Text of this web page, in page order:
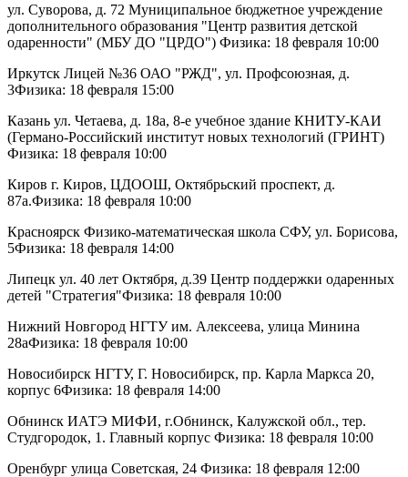
ул. Суворова, д. 72 Муниципальное бюджетное учреждение
дополнительного образования "Центр развития детской
одаренности" (МБУ ДО "ЦРДО") Физика: 18 февраля 10:00
Иркутск Лицей №36 ОАО "РЖД", ул. Профсоюзная, д.
3Физика: 18 февраля 15:00
Казань ул. Четаева, д. 18а, 8-е учебное здание КНИТУ-КАИ
(Германо-Российский институт новых технологий (ГРИНТ)
Физика: 18 февраля 10:00
Киров г. Киров, ЦДООШ, Октябрьский проспект, д.
87а.Физика: 18 февраля 10:00
Красноярск Физико-математическая школа СФУ, ул. Борисова,
5Физика: 18 февраля 14:00
Липецк ул. 40 лет Октября, д.39 Центр поддержки одаренных
детей "Стратегия"Физика: 18 февраля 10:00
Нижний Новгород НГТУ им. Алексеева, улица Минина
28аФизика: 18 февраля 10:00
Новосибирск НГТУ, Г. Новосибирск, пр. Карла Маркса 20,
корпус 6Физика: 18 февраля 14:00
Обнинск ИАТЭ МИФИ, г.Обнинск, Калужской обл., тер.
Студгородок, 1. Главный корпус Физика: 18 февраля 10:00
Оренбург улица Советская, 24 Физика: 18 февраля 12:00